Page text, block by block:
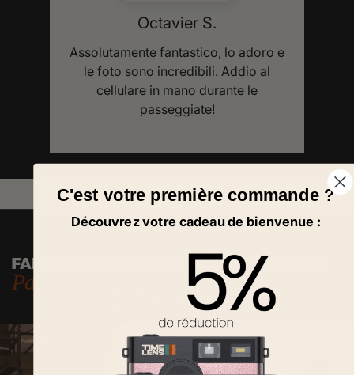
secondi. La consiglio vivamente.
FAITES PARTIE DE L'AVENTURE TIMELENS
Partagez on vous repartagera !
C'est votre première commande ?
Découvrez votre cadeau de bienvenue :